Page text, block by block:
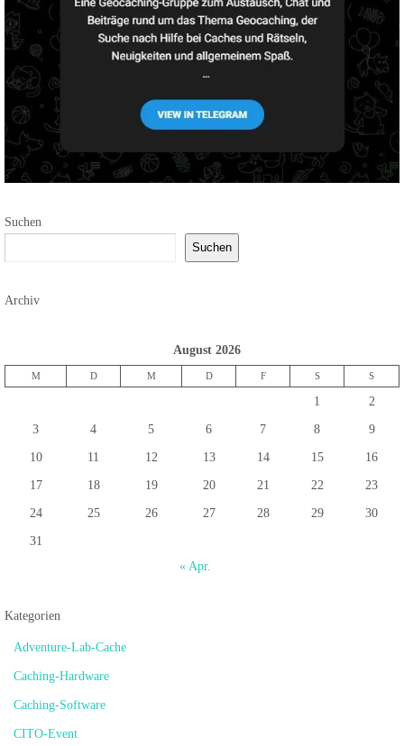
Suchen
Suchen
Archiv
August 2026
M D M D F S S
1 2
3 4 5 6 7 8 9
10 11 12 13 14 15 16
17 18 19 20 21 22 23
24 25 26 27 28 29 30
31
« Apr.
Kategorien
Adventure-Lab-Cache
Caching-Hardware
Caching-Software
CITO-Event